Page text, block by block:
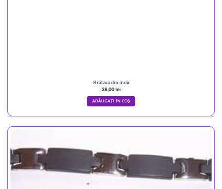
Bratara din inox
38,00lei
ADĂUGAȚI ÎN COȘ